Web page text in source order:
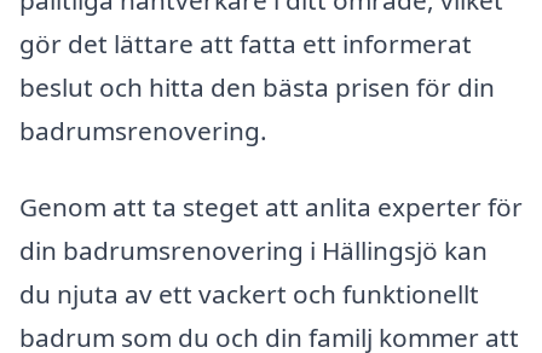
gör det lättare att fatta ett informerat
beslut och hitta den bästa prisen för din
badrumsrenovering.
Genom att ta steget att anlita experter för
din badrumsrenovering i Hällingsjö kan
du njuta av ett vackert och funktionellt
badrum som du och din familj kommer att